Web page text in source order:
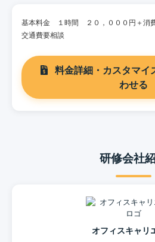
基本料金 １時間 ２０，０００円＋消
交通費要相談
料金詳細・カスタマイ
わせる
研修会社
オフィスキャリ